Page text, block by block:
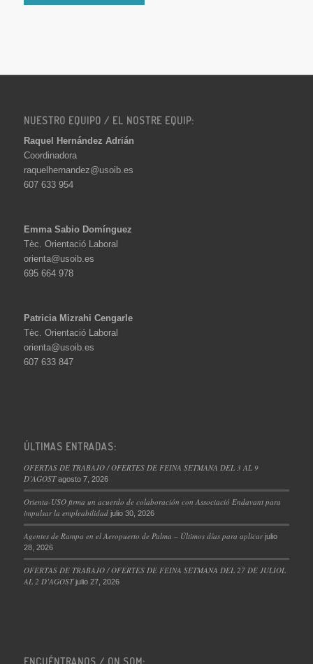
NUESTRO EQUIPO / EL NOSTRE EQUIP:
Raquel Hernández Adrián
Coordinadora
raquelhernandez@usoib.es
607 633 954
Emma Sabio Domínguez
Tèc. Orientació Laboral
orienta@usoib.es
695 664 978
Patricia Mizrahi Cengarle
Tèc. Orientació Laboral
orienta@usoib.es
607 633 847
ÚLTIMAS ENTRADAS:
OFERTAS DE TRABAJO / OFERTES DE FEINA SETMANA DEL 3 AL 9
D’AGOST agosto 7, 2026
Orienta-USO firma un acuerdo de colaboración con Associació Endavant para
impulsar la empleabilidad julio 30, 2026
Agentes de Rampa en el Aeropuerto de Palma – Últimos días para aplicar julio
28, 2026
OFERTAS DE TRABAJO / OFERTES DE FEINA SETMANA DEL 27 DE JULIOL
AL 2 D’AGOST julio 27, 2026